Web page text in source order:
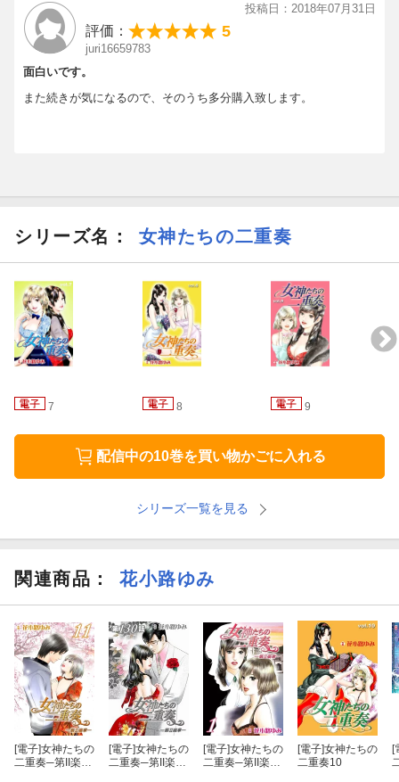
投稿日：2018年07月31日
評価： 5
juri16659783
面白いです。
また続きが気になるので、そのうち多分購入致します。
シリーズ名： 女神たちの二重奏
7 8 9
配信中の10巻を買い物かごに入れる
シリーズ一覧を見る
関連商品 ： 花小路ゆみ
[電子]女神たちの
二重奏─第II楽章
[電子]女神たちの
二重奏─第II楽章
[電子]女神たちの
二重奏─第II楽章
[電子]女神たちの
二重奏10
[